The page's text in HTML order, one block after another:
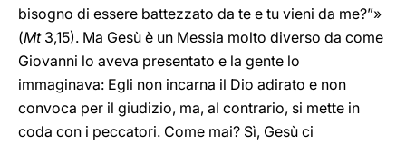
bisogno di essere battezzato da te e tu vieni da me?”»
(Mt3,15). Ma Gesù è un Messia molto diverso da come
Giovanni lo aveva presentato e la gente lo
immaginava: Egli non incarna il Dio adirato e non
convoca per il giudizio, ma, al contrario, si mette in
coda con i peccatori. Come mai? Sì, Gesù ci